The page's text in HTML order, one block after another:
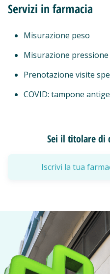
Servizi in farmacia
Misurazione peso
Misurazione pressione
Prenotazione visite
COVID: tampone
Sei il titolare di
Iscrivi la tua